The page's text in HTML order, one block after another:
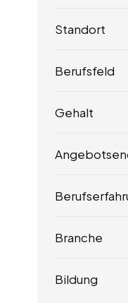
Standort
Berufsfeld
Gehalt
Branche
Bildung